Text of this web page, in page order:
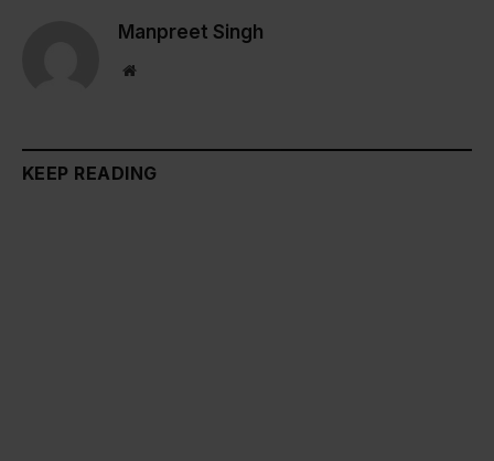
Manpreet Singh
Website
KEEP READING